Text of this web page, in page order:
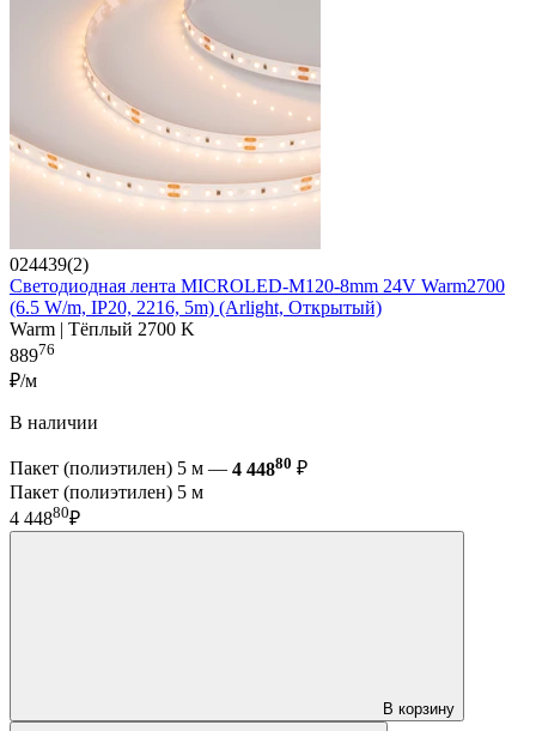
024439(2)
Светодиодная лента MICROLED-M120-8mm 24V Warm2700
(6.5 W/m, IP20, 2216, 5m) (Arlight, Открытый)
Warm | Тёплый 2700 K
88976
₽/м
В наличии
Пакет (полиэтилен) 5 м — 4 44880 ₽
Пакет (полиэтилен) 5 м
4 44880₽
В корзину